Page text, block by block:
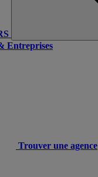
Entreprises
Trouver une agence